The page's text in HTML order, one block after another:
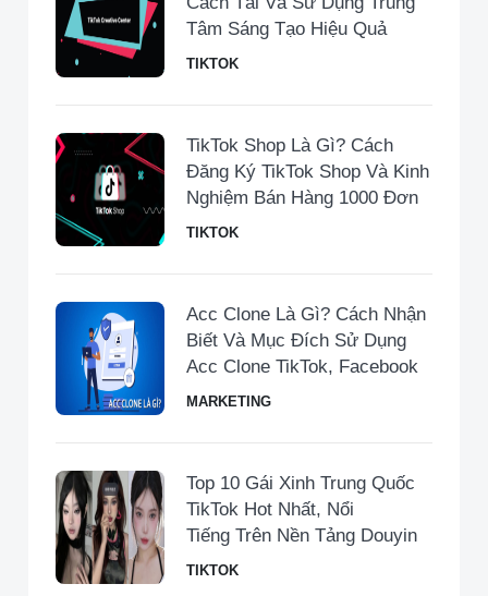
Tâm Sáng Tạo Hiệu Quả
TIKTOK
TikTok Shop Là Gì? Cách
Đăng Ký TikTok Shop Và Kinh
Nghiệm Bán Hàng 1000 Đơn
TIKTOK
Acc Clone Là Gì? Cách Nhận
Biết Và Mục Đích Sử Dụng
Acc Clone TikTok, Facebook
MARKETING
Top 10 Gái Xinh Trung Quốc
TikTok Hot Nhất, Nổi
Tiếng Trên Nền Tảng Douyin
TIKTOK